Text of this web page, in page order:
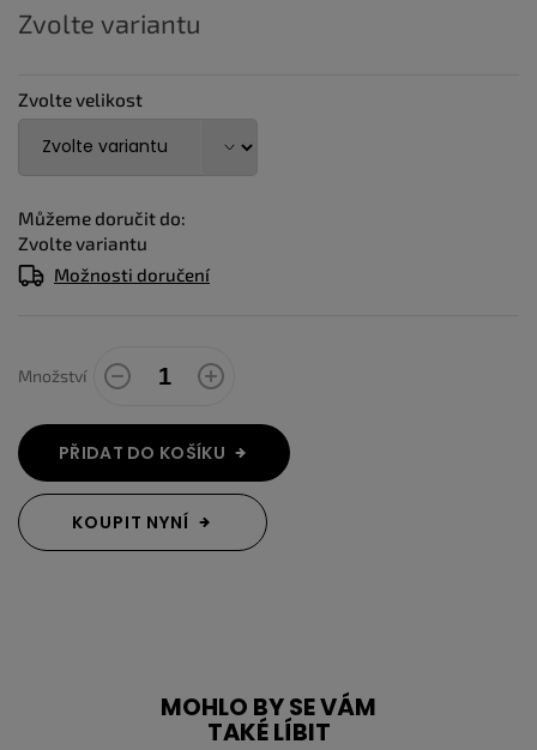
Měrná
cena:
Zvolte variantu
Zvolte velikost
Můžeme doručit do:
Zvolte variantu
Možnosti doručení
Množství
PŘIDAT DO KOŠÍKU
KOUPIT NYNÍ
MOHLO BY SE VÁM
TAKÉ LÍBIT